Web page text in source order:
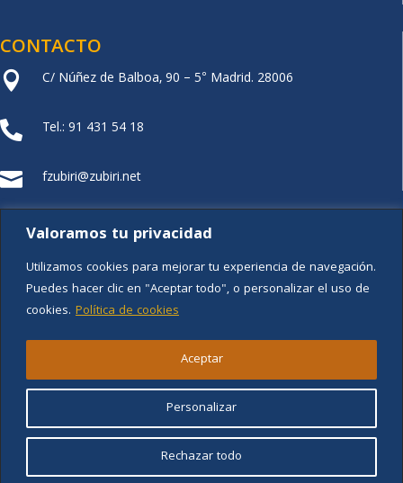
Valoramos tu privacidad
Utilizamos cookies para mejorar tu experiencia de navegación.
Puedes hacer clic en "Aceptar todo", o personalizar el uso de
cookies. Política de cookies
Personalizar
Rechazar todo
Aceptar
CONTACTO
 C/ Núñez de Balboa, 90 – 5° Madrid. 28006
 Tel.: 91 431 54 18
 fzubiri@zubiri.net
FUNDACIÓN XZ
Política de privacidad
Política de cookies